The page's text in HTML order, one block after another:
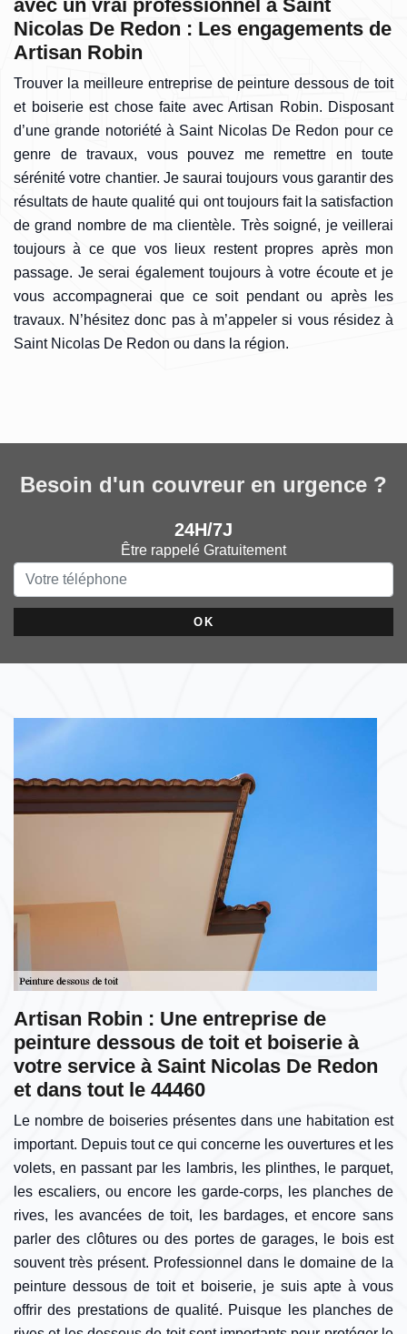
avec un vrai professionnel à Saint
Nicolas De Redon : Les engagements de
Artisan Robin
Trouver la meilleure entreprise de peinture dessous de toit
et boiserie est chose faite avec Artisan Robin. Disposant
d’une grande notoriété à Saint Nicolas De Redon pour ce
genre de travaux, vous pouvez me remettre en toute
sérénité votre chantier. Je saurai toujours vous garantir des
résultats de haute qualité qui ont toujours fait la satisfaction
de grand nombre de ma clientèle. Très soigné, je veillerai
toujours à ce que vos lieux restent propres après mon
passage. Je serai également toujours à votre écoute et je
vous accompagnerai que ce soit pendant ou après les
travaux. N’hésitez donc pas à m’appeler si vous résidez à
Saint Nicolas De Redon ou dans la région.
Besoin d'un couvreur en urgence ?
24H/7J
Être rappelé Gratuitement
Artisan Robin : Une entreprise de
peinture dessous de toit et boiserie à
votre service à Saint Nicolas De Redon
et dans tout le 44460
Le nombre de boiseries présentes dans une habitation est
important. Depuis tout ce qui concerne les ouvertures et les
volets, en passant par les lambris, les plinthes, le parquet,
les escaliers, ou encore les garde-corps, les planches de
rives, les avancées de toit, les bardages, et encore sans
parler des clôtures ou des portes de garages, le bois est
souvent très présent. Professionnel dans le domaine de la
peinture dessous de toit et boiserie, je suis apte à vous
offrir des prestations de qualité. Puisque les planches de